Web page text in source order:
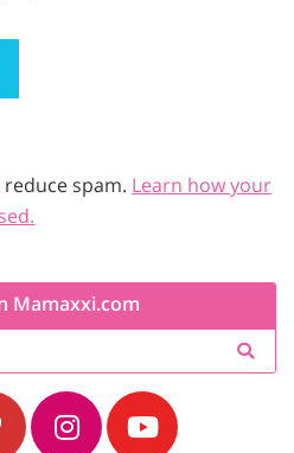
spam. Learn how your
Mamaxxi.com